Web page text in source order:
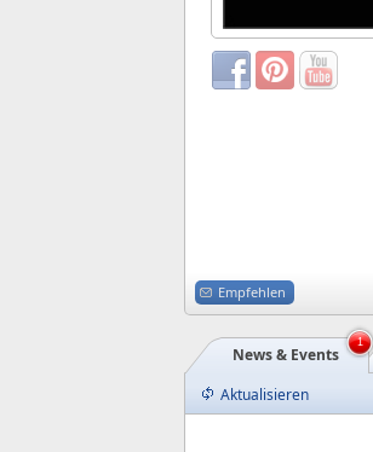
Empfehlen
News & Events
1
Aktualisieren